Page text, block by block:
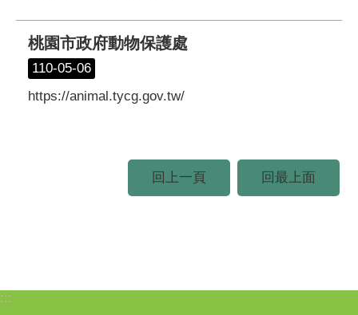
桃園市政府動物保護處
110-05-06
https://animal.tycg.gov.tw/
回上一頁 回最上面
:::